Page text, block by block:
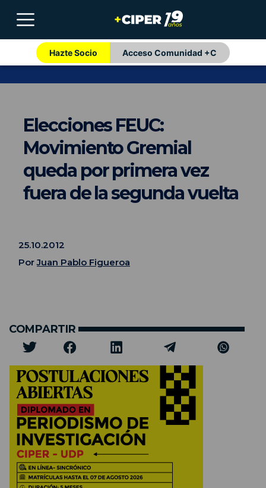
Hazte Socio Acceso Comunidad +C
Elecciones FEUC:
Movimiento Gremial
queda por primera vez
fuera de la segunda vuelta
25.10.2012
PorJuan Pablo Figueroa
COMPARTIR